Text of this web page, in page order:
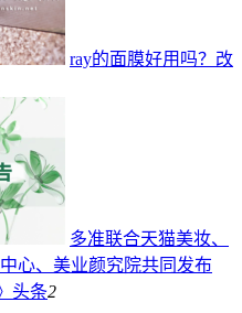
ray的面膜好用吗？改
多准联合天猫美妆、
心、美业颜究院共同发布
头条2